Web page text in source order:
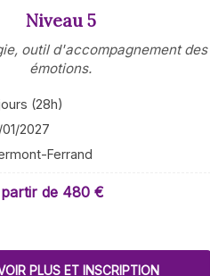
Niveau 5
outil d'accompagnement des
émotions.
(28h)
01/2027
Ferrand
de 480 €
PLUS ET INSCRIPTION